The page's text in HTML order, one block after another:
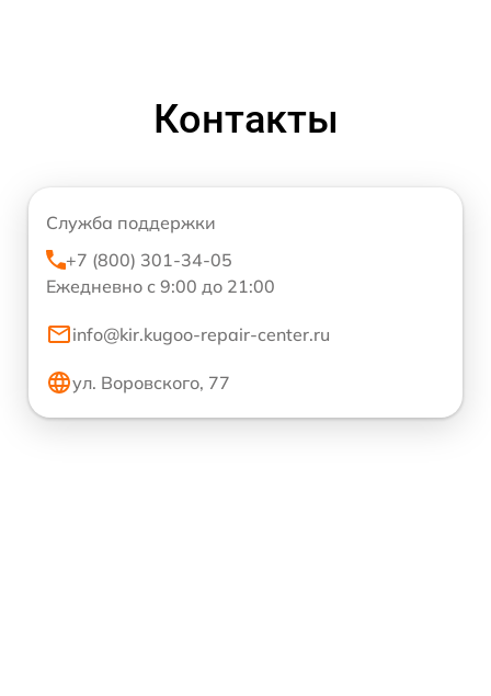
Контакты
Служба поддержки
+7 (800) 301-34-05
Ежедневно с 9:00 до 21:00
info@kir.kugoo-repair-center.ru
ул. Воровского, 77